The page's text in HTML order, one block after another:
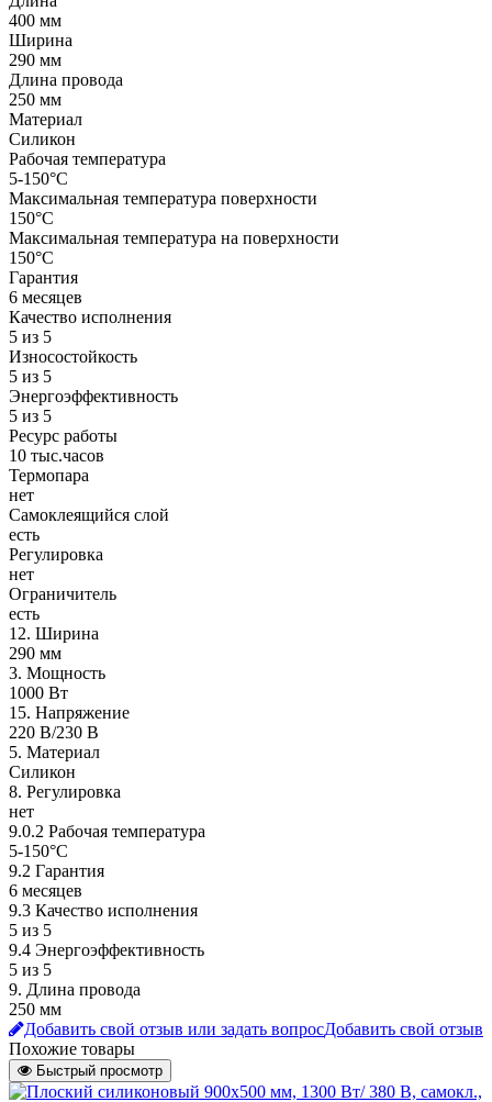
400 мм
Ширина
290 мм
Длина провода
250 мм
Материал
Силикон
Рабочая температура
5-150°C
Максимальная температура поверхности
150°C
Максимальная температура на поверхности
150°C
Гарантия
6 месяцев
Качество исполнения
5 из 5
Износостойкость
5 из 5
Энергоэффективность
5 из 5
Ресурс работы
10 тыс.часов
Термопара
нет
Самоклеящийся слой
есть
Регулировка
нет
Ограничитель
есть
12. Ширина
290 мм
3. Мощность
1000 Вт
15. Напряжение
220 В/230 В
5. Материал
Силикон
8. Регулировка
нет
9.0.2 Рабочая температура
5-150°C
9.2 Гарантия
6 месяцев
9.3 Качество исполнения
5 из 5
9.4 Энергоэффективность
5 из 5
9. Длина провода
250 мм
Добавить свой отзыв или задать вопросДобавить свой отзыв
Похожие товары
Быстрый просмотр